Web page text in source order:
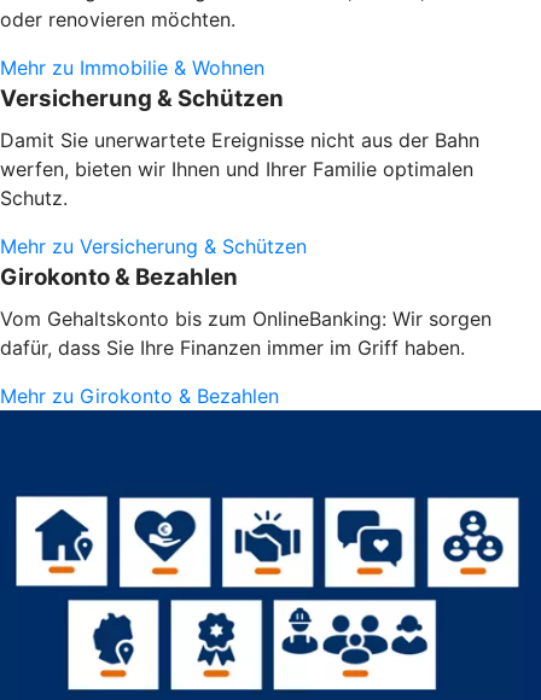
oder renovieren möchten.
Mehr zu Immobilie & Wohnen
Versicherung & Schützen
Damit Sie unerwartete Ereignisse nicht aus der Bahn
werfen, bieten wir Ihnen und Ihrer Familie optimalen
Schutz.
Mehr zu Versicherung & Schützen
Girokonto & Bezahlen
Vom Gehaltskonto bis zum OnlineBanking: Wir sorgen
dafür, dass Sie Ihre Finanzen immer im Griff haben.
Mehr zu Girokonto & Bezahlen